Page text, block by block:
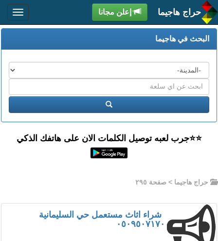
حراج هاجيما إعلن مجانا
البحث في هاجيما
المدن
اكتب
عبارة
البحث
ابحث
⭐️⭐جرب لعبه توصيل الكلمات الان على هاتفك الذكي
حراج هاجيما > صفحة ٢٩٥
شراء اثاث مستعمل حي السليمانية
٠٥٠٩٥٠٧١٧٠